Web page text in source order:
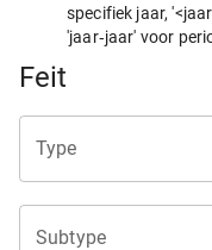
specifiek jaar,
'jaar‑jaar' voor
Feit
Type
Subtype